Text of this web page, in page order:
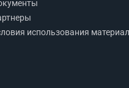
использования